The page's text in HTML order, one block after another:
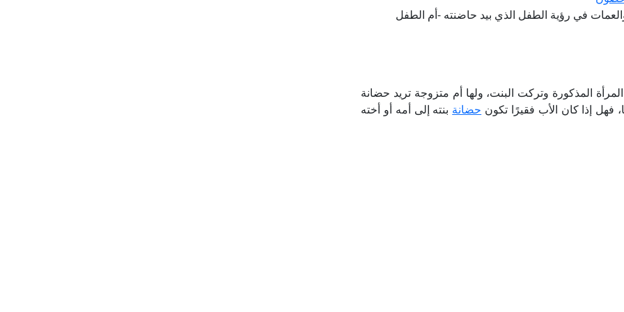
في رؤية الطفل الذي بيد حاضنته -أم الطفل
المذكورة وتركت البنت، ولها أم متزوجة تريد حضانة
فهل إذا كان الأب فقيرًا تكون حضانة بنته إلى أمه أو أخته